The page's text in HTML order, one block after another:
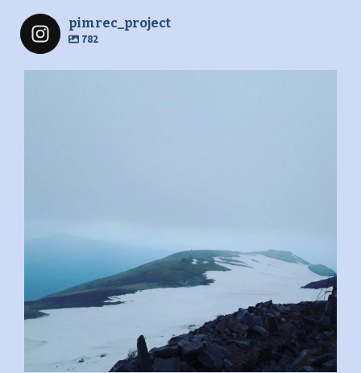
pimrec_project
782